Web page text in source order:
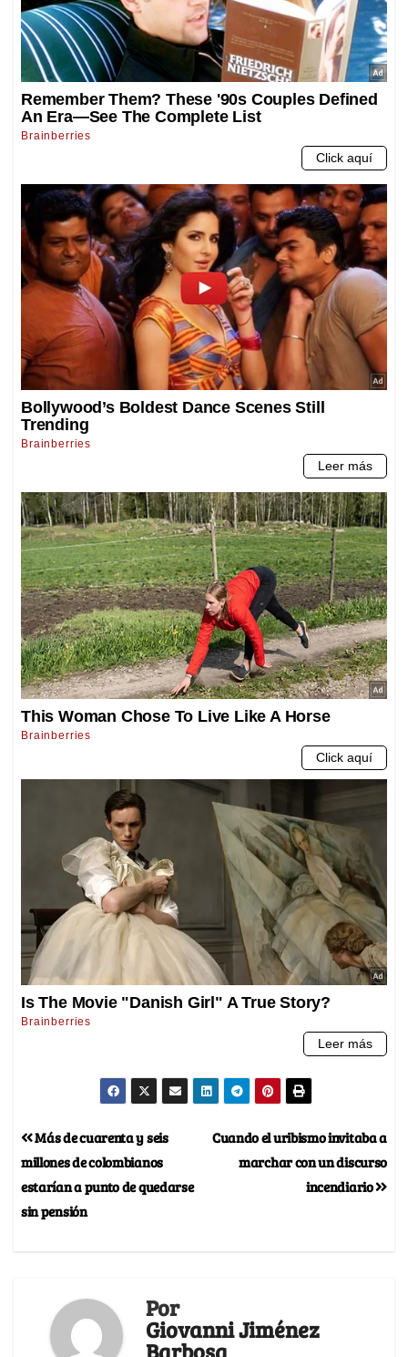
Cuando el uribismo invitaba a
marchar con un discurso
incendiario
Más de cuarenta y seis
millones de colombianos
estarían a punto de quedarse
sin pensión
Por
Giovanni Jiménez
Barbosa